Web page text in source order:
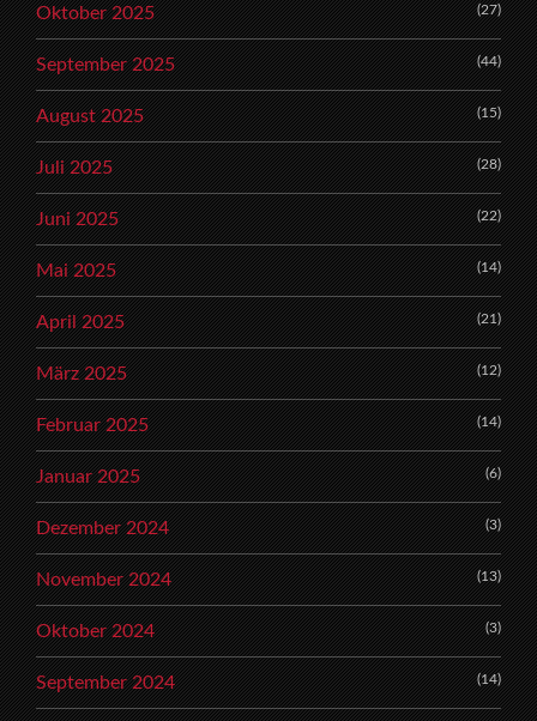
Oktober 2025 (27)
September 2025 (44)
August 2025 (15)
Juli 2025 (28)
Juni 2025 (22)
Mai 2025 (14)
April 2025 (21)
März 2025 (12)
Februar 2025 (14)
Januar 2025 (6)
Dezember 2024 (3)
November 2024 (13)
Oktober 2024 (3)
September 2024 (14)